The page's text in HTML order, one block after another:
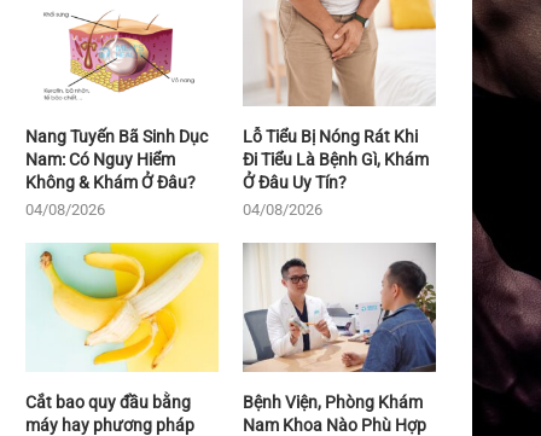
Nang Tuyến Bã Sinh Dục
Nam: Có Nguy Hiểm
Không & Khám Ở Đâu?
04/08/2026
Lỗ Tiểu Bị Nóng Rát Khi
Đi Tiểu Là Bệnh Gì, Khám
Ở Đâu Uy Tín?
04/08/2026
Cắt bao quy đầu bằng
máy hay phương pháp
Bệnh Viện, Phòng Khám
Nam Khoa Nào Phù Hợp